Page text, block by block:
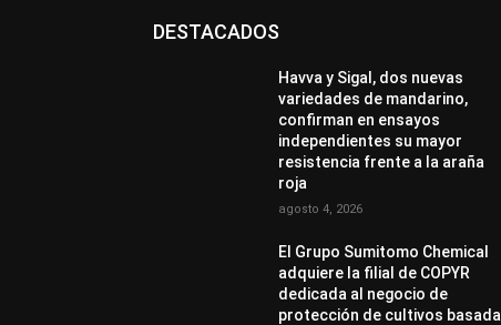
DESTACADOS
Havva y Sigal, dos nuevas
variedades de mandarino,
confirman en ensayos
independientes su mayor
resistencia frente a la araña
roja
agosto 4, 2026
El Grupo Sumitomo Chemical
adquiere la filial de COPYR
dedicada al negocio de
protección de cultivos basada